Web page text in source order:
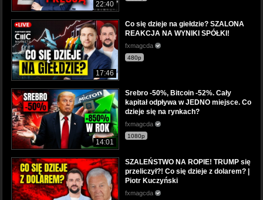
22:40
17:46
Co się dzieje na giełdzie? SZALONA
REAKCJA NA WYNIKI SPÓŁKI!
fxmagcda
480p
14:01
Srebro -50%, Bitcoin -52%. Cały
kapitał odpływa w JEDNO miejsce. Co
dzieje się na rynkach?
fxmagcda
1080p
SZALEŃSTWO NA ROPIE! TRUMP się
przeliczył?! Co się dzieje z dolarem? |
Piotr Kuczyński
fxmagcda